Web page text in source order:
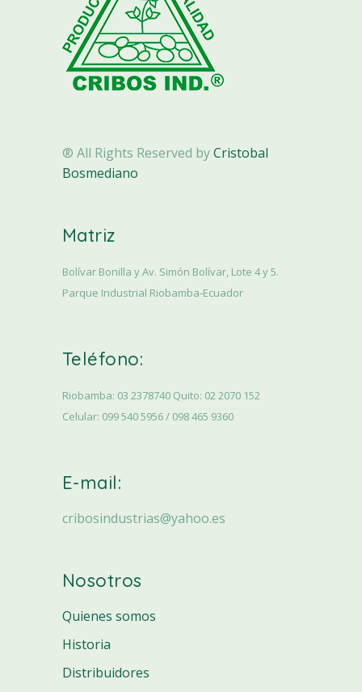
® All Rights Reserved byCristobal
Bosmediano
Matriz
Bolívar Bonilla y Av. Simón Bolívar, Lote 4 y 5.
Parque Industrial Riobamba-Ecuador
Teléfono:
Riobamba: 03 2378740 Quito: 02 2070 152
Celular: 099 540 5956 / 098 465 9360
E-mail:
cribosindustrias@yahoo.es
Nosotros
Quienes somos
Historia
Distribuidores